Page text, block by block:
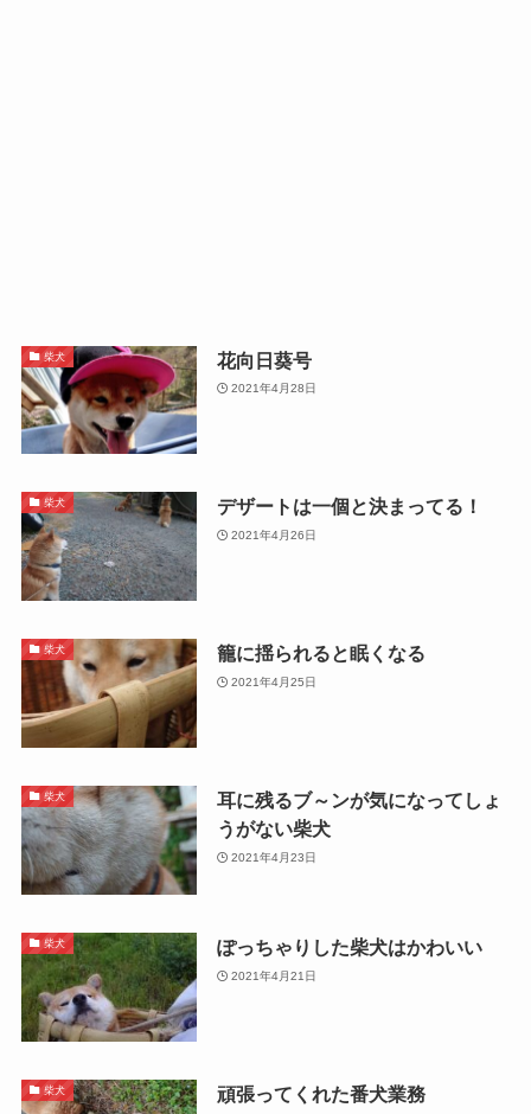
柴犬 花向日葵号
2021年4月28日
柴犬 デザートは一個と決まってる！
2021年4月26日
柴犬 籠に揺られると眠くなる
2021年4月25日
柴犬
耳に残るブ～ンが気になってしょ
うがない柴犬
2021年4月23日
柴犬 ぽっちゃりした柴犬はかわいい
2021年4月21日
柴犬 頑張ってくれた番犬業務